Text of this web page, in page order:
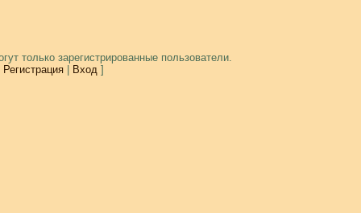
только зарегистрированные пользователи.
Регистрация| Вход]